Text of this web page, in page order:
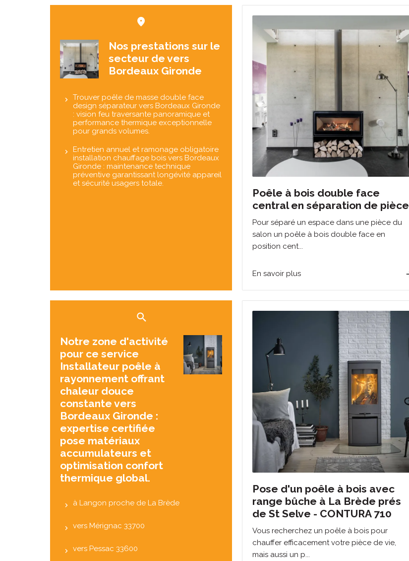
Nos prestations sur le
secteur de vers
Bordeaux Gironde
Trouver poêle de masse double face
design séparateur vers Bordeaux Gironde
: vision feu traversante panoramique et
performance thermique exceptionnelle
pour grands volumes.
Entretien annuel et ramonage obligatoire
installation chauffage bois vers Bordeaux
Gironde : maintenance technique
préventive garantissant longévité appareil
et sécurité usagers totale.
Poêle à bois double face
central en séparation de pièce
Pour séparé un espace dans une pièce du
salon un poêle à bois double face en
position cent...
En savoir plus
Notre zone d'activité
pour ce service
Installateur poêle à
rayonnement offrant
chaleur douce
constante vers
Bordeaux Gironde :
expertise certifiée
pose matériaux
accumulateurs et
optimisation confort
thermique global.
à Langon proche de La Brède
vers Mérignac 33700
vers Pessac 33600
Pose d'un poêle à bois avec
range bûche à La Brède prés
de St Selve - CONTURA 710
Vous recherchez un poêle à bois pour
chauffer efficacement votre pièce de vie,
mais aussi un p...